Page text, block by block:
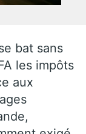
bat sans
les impôts
aux